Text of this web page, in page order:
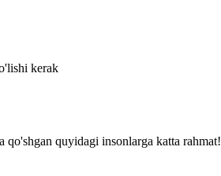
kerak
qo'shgan quyidagi insonlarga katta rahmat!